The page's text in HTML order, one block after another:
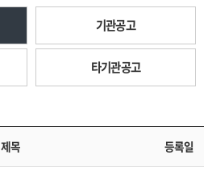
기관공고
타기관공고
제목 등록일